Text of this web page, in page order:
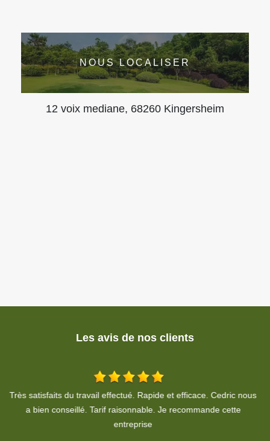
NOUS LOCALISER
12 voix mediane, 68260 Kingersheim
Les avis de nos clients
Travail soigné, propre. A respecter le devis, je recommande
fortement.